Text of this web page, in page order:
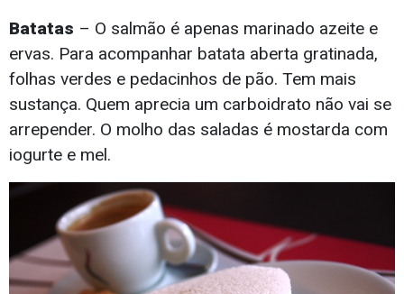
Batatas – O salmão é apenas marinado azeite e
ervas. Para acompanhar batata aberta gratinada,
folhas verdes e pedacinhos de pão. Tem mais
sustança. Quem aprecia um carboidrato não vai se
arrepender. O molho das saladas é mostarda com
iogurte e mel.